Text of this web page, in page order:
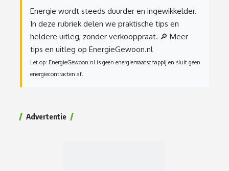
Energie wordt steeds duurder en ingewikkelder.
In deze rubriek delen we praktische tips en
heldere uitleg, zonder verkooppraat. 🔎 Meer
tips en uitleg op EnergieGewoon.nl
Let op: EnergieGewoon.nl is geen energiemaatschappij en sluit geen
energiecontracten af.
Advertentie